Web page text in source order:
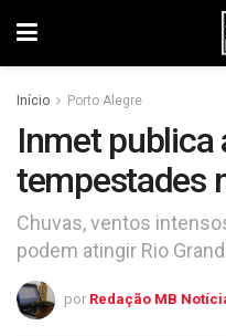
Início Porto Alegre
Inmet publica
tempestades
Chuvas, ventos
podem atingir Rio
por Redação MB